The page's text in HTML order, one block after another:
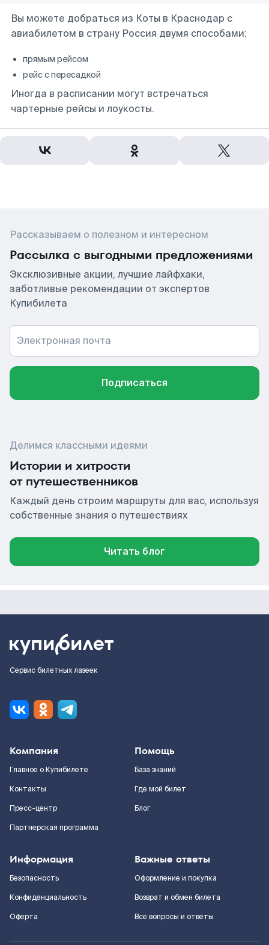
Вы можете добраться из Коты в Краснодар с
авиабилетом в страну Россия двумя способами:
прямым рейсом
рейс с пересадкой
Иногда в расписании могут встречаться
чартерные рейсы и лоукосты.
Рассказываем о полезном и интересном
Рассылка с выгодными предложениями
Эксклюзивные акции, лучшие лайфхаки,
заботливые рекомендации от экспертов
Купибилета
Электронная почта
Подписаться
Делимся классными идеями
Истории и хитрости
от путешественников
Каждый день строим маршруты для вас, используя
собственные знания о путешествиях
Читать блог
Сервис билетных лазеек
Компания
Главное о Купибилете
Контакты
Пресс-центр
Партнерская программа
Помощь
База знаний
Где мой билет
Блог
Информация
Безопасность
Конфиденциальность
Оферта
Важные ответы
Оформление и покупка
Возврат и обмен билета
Все вопросы и ответы